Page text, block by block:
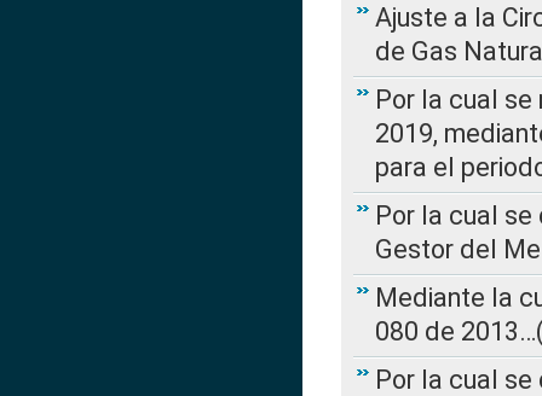
Ajuste a la
de Gas
Por la cual se
2019,
para el
Por la cual
Gestor del
Mediante la
080 de
Por la cual